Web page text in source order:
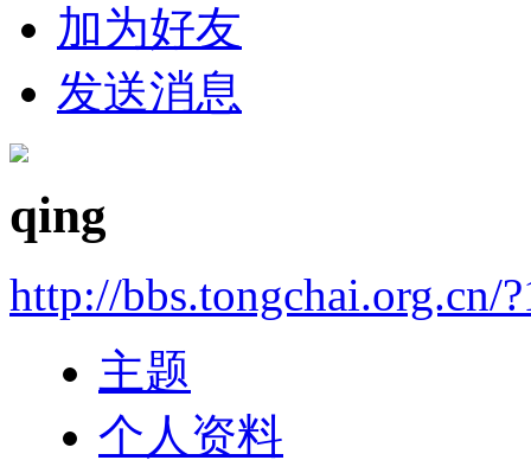
加为好友
发送消息
qing
http://bbs.tongchai.org.cn/
主题
个人资料